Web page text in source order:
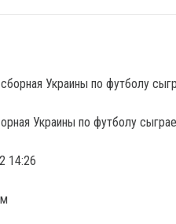
Украины по футболу
14:26